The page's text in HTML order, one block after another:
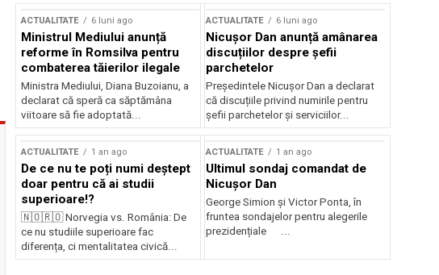
ACTUALITATE 6 luni ago
Ministrul Mediului anunță
reforme în Romsilva pentru
combaterea tăierilor ilegale
Ministra Mediului, Diana Buzoianu, a
declarat că speră ca săptămâna
viitoare să fie adoptată...
ACTUALITATE 6 luni ago
Nicușor Dan anunță amânarea
discuțiilor despre șefii
parchetelor
Președintele Nicușor Dan a declarat
că discuțiile privind numirile pentru
șefii parchetelor și serviciilor...
ACTUALITATE 1 an ago
De ce nu te poți numi deștept
doar pentru că ai studii
superioare!?
🇳🇴🇷🇴 Norvegia vs. România: De
ce nu studiile superioare fac
diferența, ci mentalitatea civică...
ACTUALITATE 1 an ago
Ultimul sondaj comandat de
Nicușor Dan
George Simion și Victor Ponta, în
fruntea sondajelor pentru alegerile
prezidențiale ...